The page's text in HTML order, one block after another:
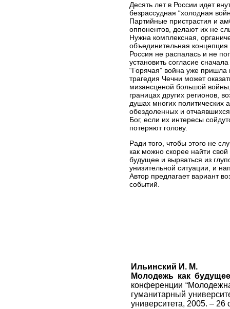
Десять лет в России идет
безрассудная “холодная
Партийные пристрастия и
оппонентов, делают их не
Нужна комплексная,
объединительная
Россия не распалась и не
установить согласие
“Горячая” война уже
трагедия Чечни может
мизансценой большой
границах других регионов,
душах многих политических
обездоленных и
Бог, если их интересы
потеряют голову.
Ради того, чтобы этого не
как можно скорее найти
будущее и вырваться из
унизительной ситуации, и
Автор предлагает вариант
событий.
Ильинский И. М.
Молодежь как
конференции
гуманитарный
университета, 2005. – 26